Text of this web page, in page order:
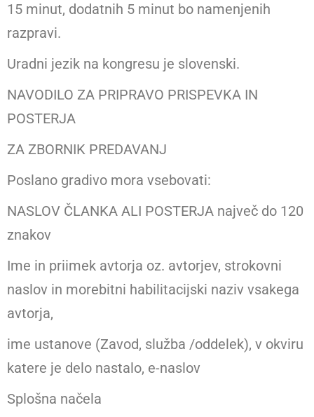
15 minut, dodatnih 5 minut bo namenjenih
razpravi.
Uradni jezik na kongresu je slovenski.
NAVODILO ZA PRIPRAVO PRISPEVKA IN
POSTERJA
ZA ZBORNIK PREDAVANJ
Poslano gradivo mora vsebovati:
NASLOV ČLANKA ALI POSTERJA največ do 120
znakov
Ime in priimek avtorja oz. avtorjev, strokovni
naslov in morebitni habilitacijski naziv vsakega
avtorja,
ime ustanove (Zavod, služba /oddelek), v okviru
katere je delo nastalo, e-naslov
Splošna načela